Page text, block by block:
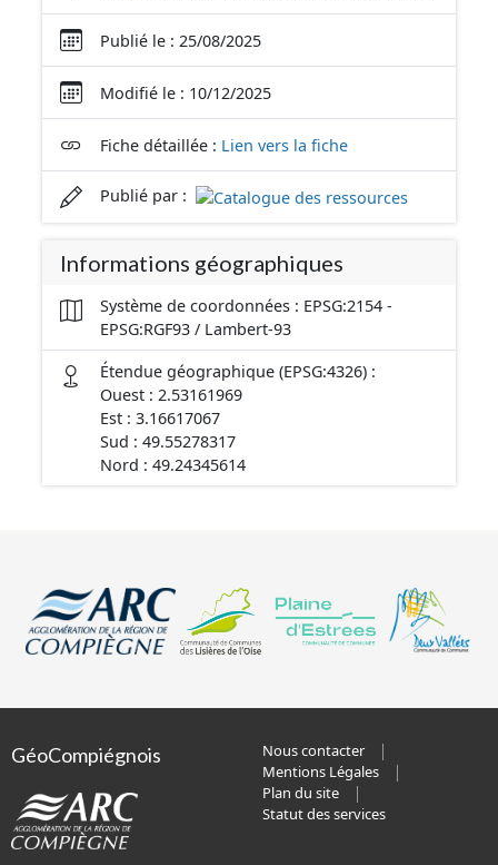
Publié le : 25/08/2025
Modifié le : 10/12/2025
Fiche détaillée : Lien vers la fiche
Publié par :
Informations géographiques
Système de coordonnées : EPSG:2154 -
EPSG:RGF93 / Lambert-93
Étendue géographique (EPSG:4326) :
Ouest : 2.53161969
Est : 3.16617067
Sud : 49.55278317
Nord : 49.24345614
GéoCompiégnois
Nous contacter
Mentions Légales
Plan du site
Statut des services